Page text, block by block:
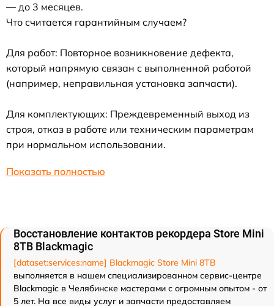
— до 3 месяцев.
Что считается гарантийным случаем?
Для работ: Повторное возникновение дефекта,
который напрямую связан с выполненной работой
(например, неправильная установка запчасти).
Для комплектующих: Преждевременный выход из
строя, отказ в работе или техническим параметрам
при нормальном использовании.
Показать полностью
Восстановление контактов рекордера Store Mini
8TB Blackmagic
[dataset:services:name] Blackmagic Store Mini 8TB
выполняется в нашем специализированном сервис-центре
Blackmagic в Челябинске мастерами с огромным опытом - от
5 лет. На все виды услуг и запчасти предоставляем